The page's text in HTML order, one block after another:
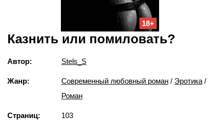
18+
Казнить или помиловать?
Автор: Stels_S
Жанр: Современный любовный роман / Эротика /
Роман
Страниц: 103